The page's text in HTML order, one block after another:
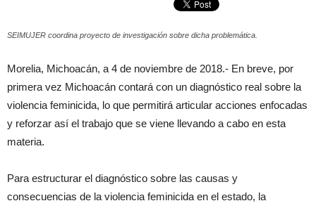
SEIMUJER coordina proyecto de investigación sobre dicha problemática.
Morelia, Michoacán, a 4 de noviembre de 2018.- En breve, por
primera vez Michoacán contará con un diagnóstico real sobre la
violencia feminicida, lo que permitirá articular acciones enfocadas
y reforzar así el trabajo que se viene llevando a cabo en esta
materia.
Para estructurar el diagnóstico sobre las causas y
consecuencias de la violencia feminicida en el estado, la